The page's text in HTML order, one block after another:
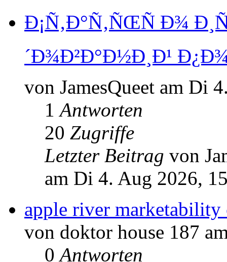
Ð¡Ñ‚Ð°Ñ‚ÑŒÑ Ð¾
´Ð¾Ð²Ð°Ð½Ð¸Ð¹ Ð¿Ð¾
von JamesQueet am Di
1Antworten
20 Zugriffe
Letzter Beitrag von
am Di 4. Aug 2026,
apple river marketability
von doktor house 187
0Antworten